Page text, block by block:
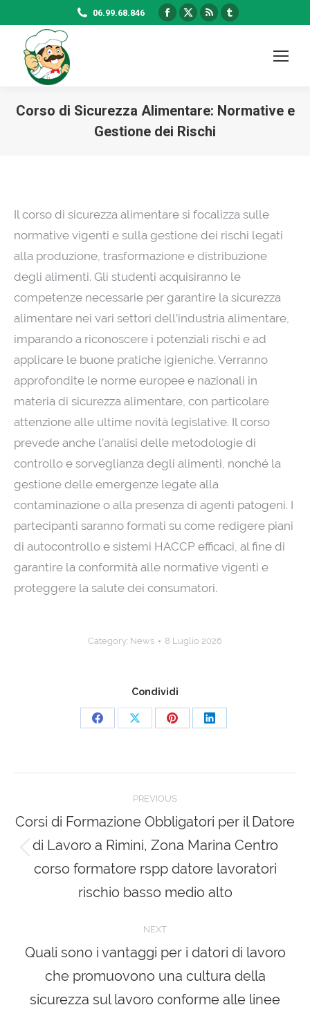
06.99.68.846
Facebook
X
window
Rss
window
Tumblr
window
Corso di Sicurezza Alimentare: Normative e
Gestione dei Rischi
Il corso di sicurezza alimentare si focalizza sulle
normative vigenti e sulla gestione dei rischi legati
alla produzione, trasformazione e distribuzione
degli alimenti. Gli studenti acquisiranno le
competenze necessarie per garantire la sicurezza
alimentare nei vari settori dell’industria alimentare,
imparando a riconoscere i potenziali rischi e ad
applicare le buone pratiche igieniche. Verranno
approfondite le norme europee e nazionali in
materia di sicurezza alimentare, con particolare
attenzione alle ultime novità legislative. Il corso
prevede anche l’analisi delle metodologie di
controllo e sorveglianza degli alimenti, nonché la
gestione delle emergenze legate alla
contaminazione o alla presenza di agenti patogeni. I
partecipanti saranno formati su come redigere piani
di autocontrollo e sistemi HACCP efficaci, al fine di
garantire la conformità alle normative vigenti e
proteggere la salute dei consumatori.
Category: News 8 Luglio 2026
Condividi
Share Share Share Share
navigation
PREVIOUS
post:
Corsi di Formazione Obbligatori per il Datore
di Lavoro a Rimini, Zona Marina Centro
corso formatore rspp datore lavoratori
rischio basso medio alto
NEXT
Quali sono i vantaggi per i datori di lavoro
che promuovono una cultura della
sicurezza sul lavoro conforme alle linee